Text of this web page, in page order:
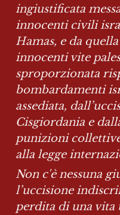
ingiustificata
innocenti civili
Hamas, e da
innocenti vite
sproporzionata
bombardamenti
assediata,
Cisgiordania e
punizioni
alla legge
Non c'è nessuna
l’uccisione
perdita di una vita